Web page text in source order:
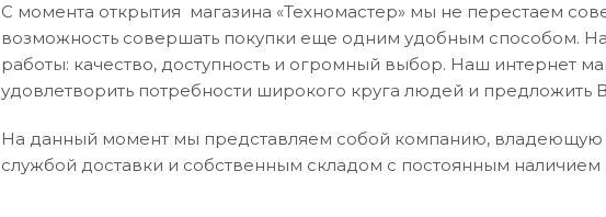
С момента открытия магазина «Техномастер» мы не перестаем
возможность совершать покупки еще одним удобным способом.
работы: качество, доступность и огромный выбор. Наш интернет
удовлетворить потребности широкого круга людей и предложить
На данный момент мы представляем собой компанию,
службой доставки и собственным складом c постоянным наличием